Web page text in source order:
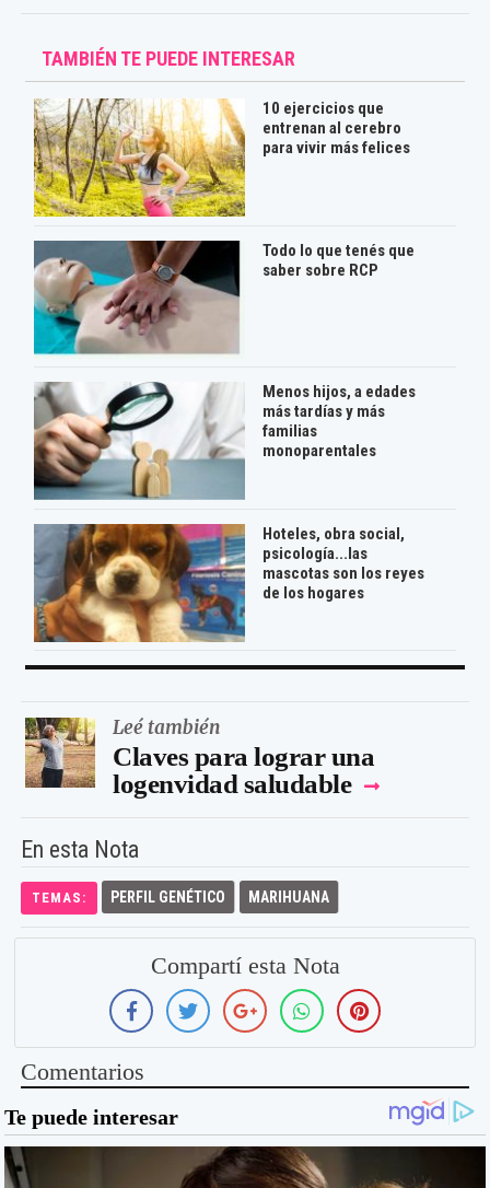
TAMBIÉN TE PUEDE INTERESAR
10 ejercicios que
entrenan al cerebro
para vivir más felices
Todo lo que tenés que
saber sobre RCP
Menos hijos, a edades
más tardías y más
familias
monoparentales
Hoteles, obra social,
psicología...las
mascotas son los reyes
de los hogares
Leé también
Claves para lograr una
logenvidad saludable
En esta Nota
TEMAS: PERFIL GENÉTICO MARIHUANA
Compartí esta Nota
Comentarios